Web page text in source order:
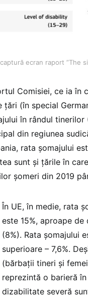
ecran raport ”The
Comisiei, ce ia în
țări (în special
în rândul
din regiunea
rata șomajului
sunt și țările în
șomeri din 2019
În UE, în medie, rata
este 15%, aproape
(8%). Rata șomajului
superioare – 7,6%.
(bărbații tineri și
reprezintă o barieră
dizabilitate severă